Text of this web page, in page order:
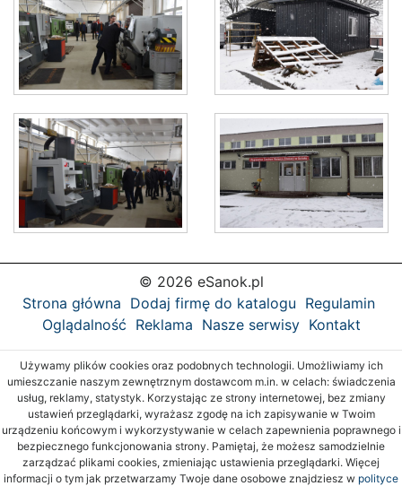
© 2026 eSanok.pl
Strona główna Dodaj firmę do katalogu Regulamin
Oglądalność Reklama Nasze serwisy Kontakt
Używamy plików cookies oraz podobnych technologii. Umożliwiamy ich
umieszczanie naszym zewnętrznym dostawcom m.in. w celach: świadczenia
usług, reklamy, statystyk. Korzystając ze strony internetowej, bez zmiany
ustawień przeglądarki, wyrażasz zgodę na ich zapisywanie w Twoim
urządzeniu końcowym i wykorzystywanie w celach zapewnienia poprawnego i
bezpiecznego funkcjonowania strony. Pamiętaj, że możesz samodzielnie
zarządzać plikami cookies, zmieniając ustawienia przeglądarki. Więcej
informacji o tym jak przetwarzamy Twoje dane osobowe znajdziesz w polityce